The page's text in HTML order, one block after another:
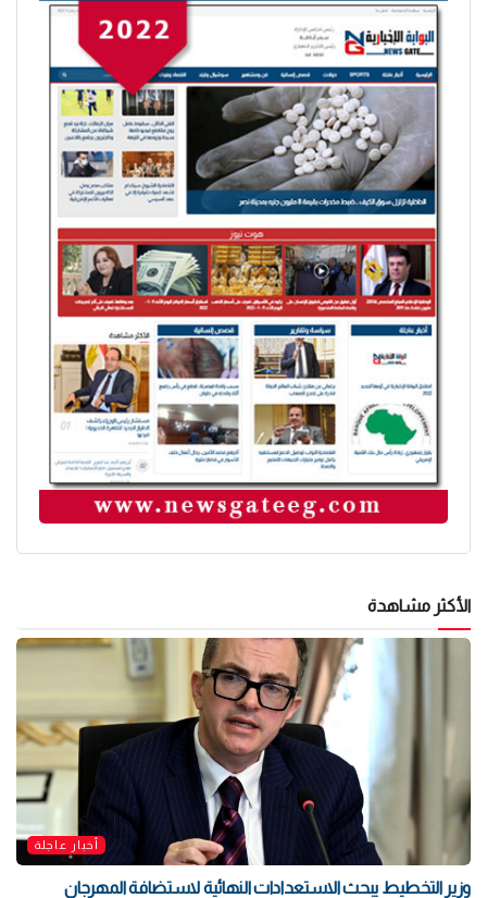
الأكثر مشاهدة
أخبار عاجلة
وزير التخطيط يبحث الاستعدادات النهائية لاستضافة المهرجان